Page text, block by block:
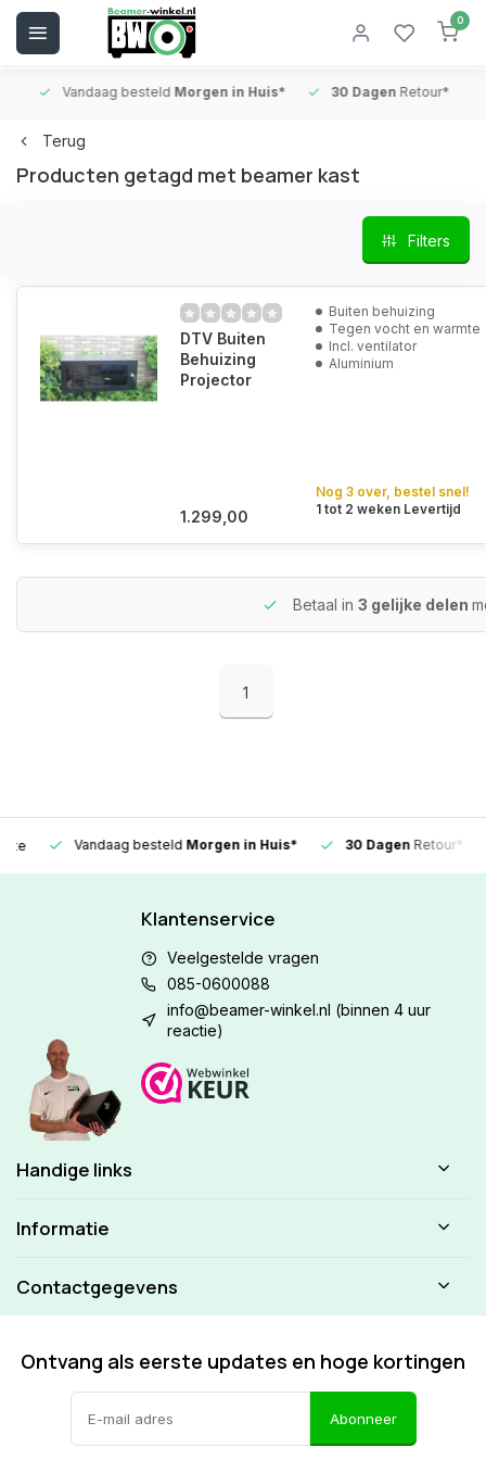
0
Vandaag besteldMorgen in Huis* 30 DagenRetour*
Terug
Producten getagd met beamer kast
Filters
DTV Buiten
Behuizing
Projector
1.299,00
Buiten behuizing
Tegen vocht en warmte
Incl. ventilator
Aluminium
Nog 3 over, bestel snel!
1 tot 2 weken Levertijd
Betaal in 3 gelijke delen
1
Vandaag besteldMorgen in Huis* 30 DagenRetour*
Klantenservice
Veelgestelde vragen
085-0600088
info@beamer-winkel.nl (binnen 4 uur
reactie)
Handige links
Informatie
Contactgegevens
Ontvang als eerste updates en hoge kortingen
Abonneer